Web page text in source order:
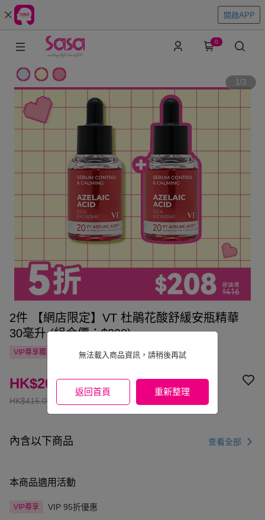
無法載入商品資訊，請稍後再試
返回首頁 重新整理
開啟APP
0
1/3
2件 【網店限定】VT 杜鵑花酸舒緩安瓶精華
30毫升 (組合價：$208)
VIP尊享獨享 自提點滿HK$300.00免運費 國家/地區配送
HK$416.00
HK$208.00
內含以下商品 查看全部
本商品適用活動
VIP尊享 VIP 95折優惠